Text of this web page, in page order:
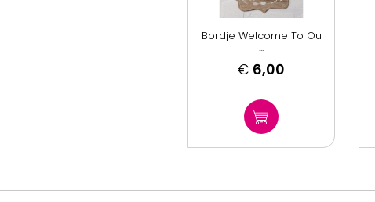
Bordje Welcome To Ou
...
€ 6,00